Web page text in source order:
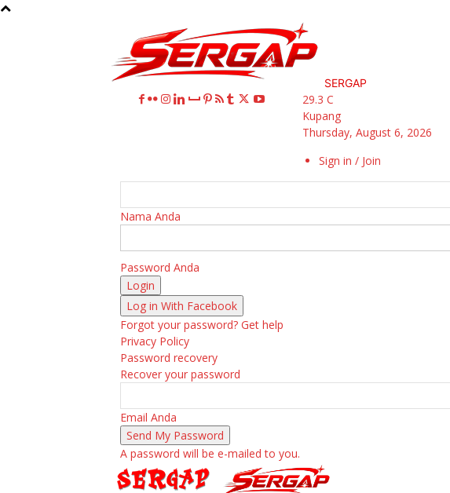
SERGAP
29.3 C
Kupang
Thursday, August 6, 2026
Sign in / Join
Nama Anda
Password Anda
Log in With Facebook
Forgot your password? Get help
Privacy Policy
Password recovery
Recover your password
Email Anda
A password will be e-mailed to you.